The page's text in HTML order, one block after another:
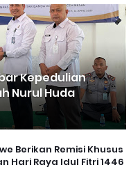
Kepedulian
Nurul Huda
Berikan Remisi Khusus
Hari Raya Idul Fitri 1446